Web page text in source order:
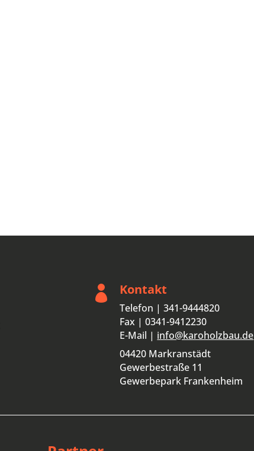
 Kontakt
Telefon | 341-9444820
Fax | 0341-9412230
E-Mail | info@karoholzbau.de
04420 Markranstädt
Gewerbestraße 11
Gewerbepark Frankenheim